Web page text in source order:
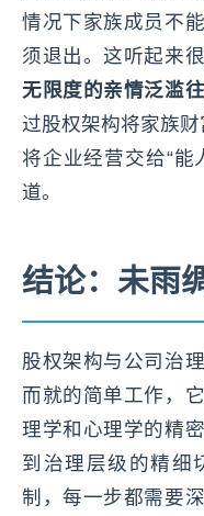
情况下家族成员不
须退出。这听起来
无限度的亲情泛滥
过股权架构将家族财
将企业经营交给“能
道。
结论：未雨
股权架构与公司治
而就的简单工作，
理学和心理学的精
到治理层级的精细
制，每一步都需要